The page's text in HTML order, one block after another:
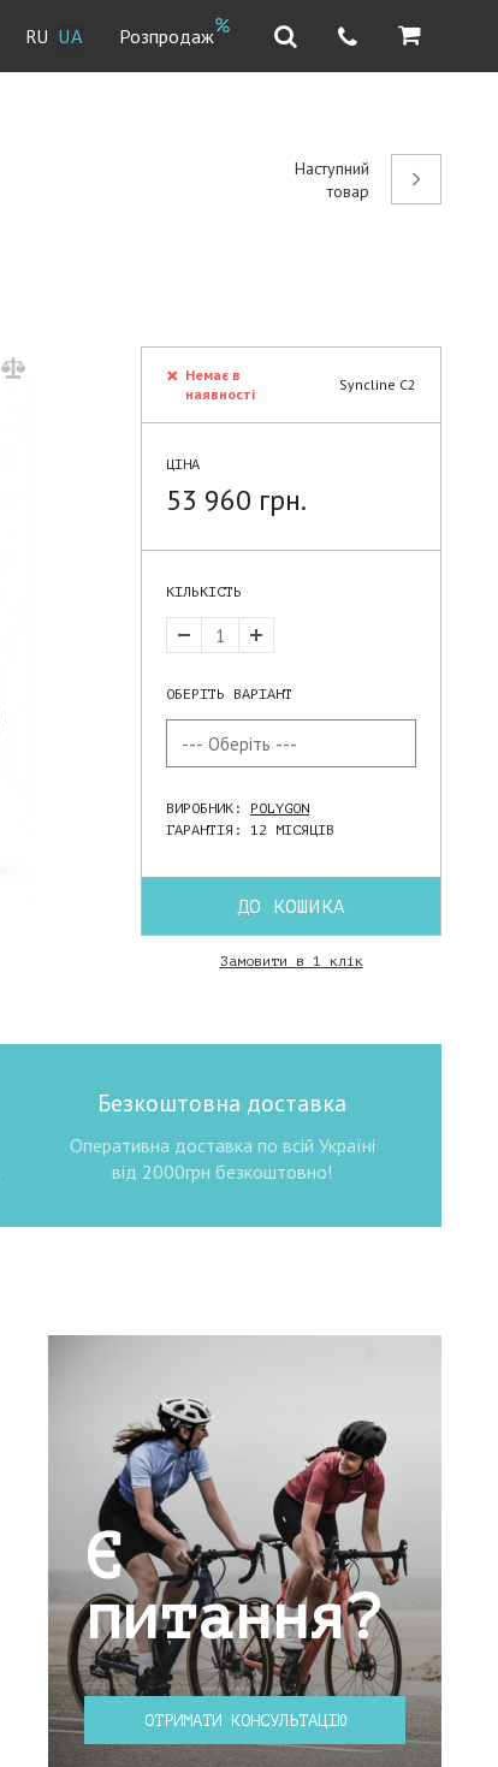
RU UA Розпродаж
Наступний
товар
Немає в
наявності
Syncline C2
ЦІНА
53 960 грн.
КІЛЬКІСТЬ
ОБЕРІТЬ ВАРІАНТ
ВИРОБНИК: POLYGON
ГАРАНТІЯ: 12 МІСЯЦІВ
ДО КОШИКА
Замовити в 1 клік
Безкоштовна доставка
Оперативна доставка по всій Україні
від 2000грн безкоштовно!
Є
питання?
ОТРИМАТИ КОНСУЛЬТАЦІЮ